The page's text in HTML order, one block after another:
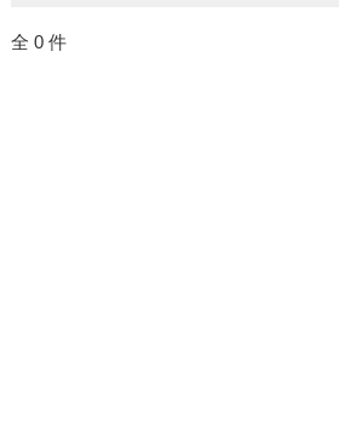
全 0 件